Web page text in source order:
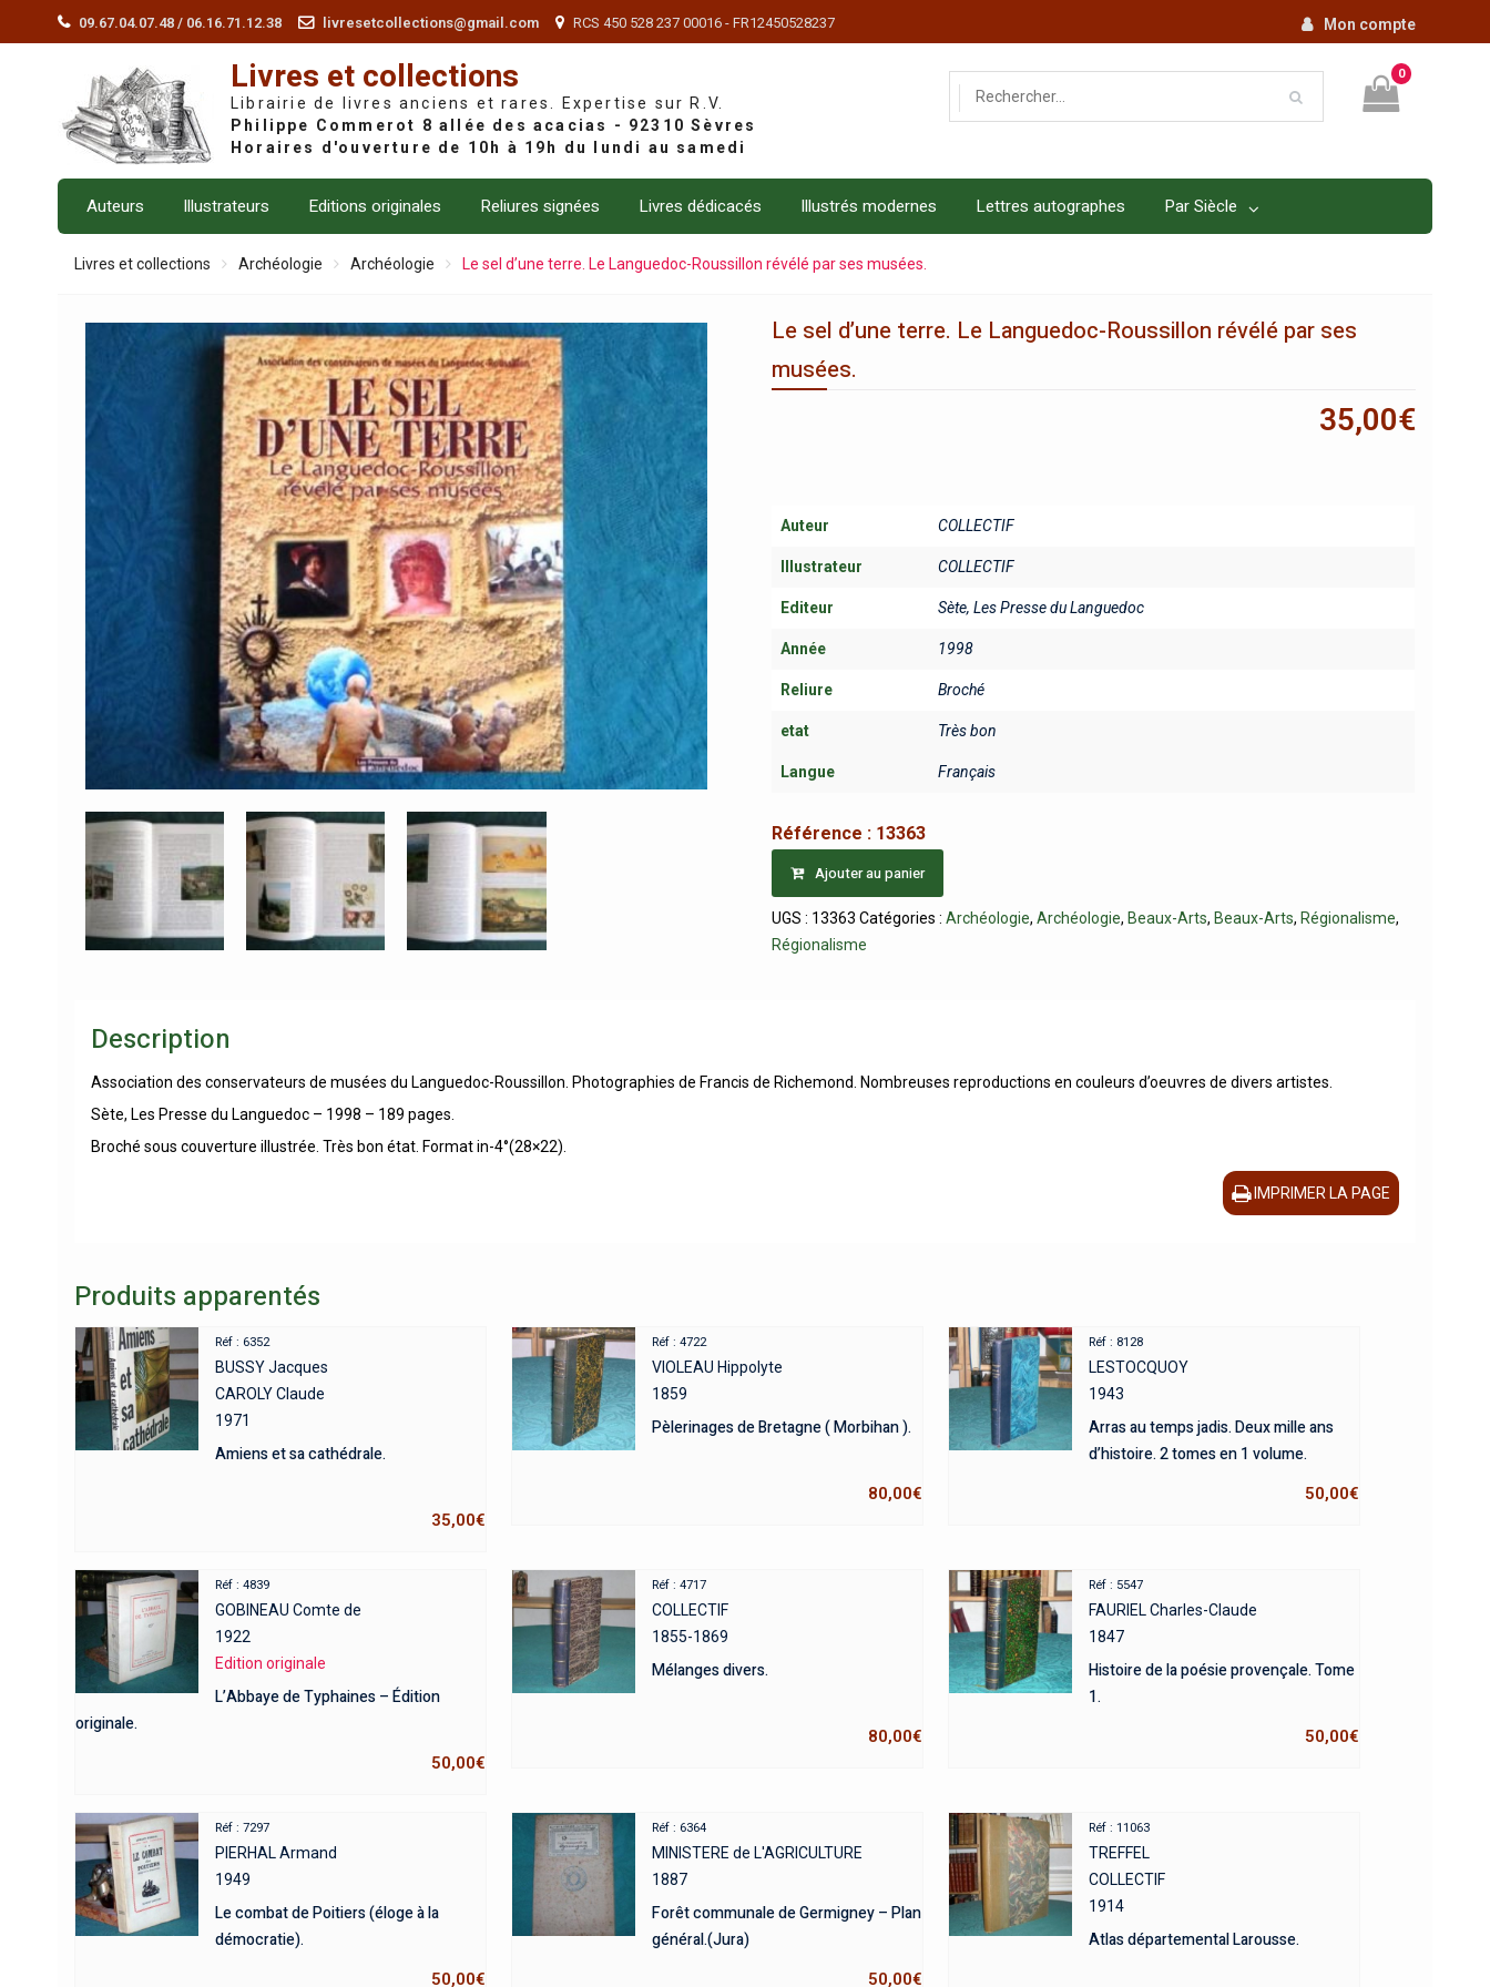
09.67.04.07.48 / 06.16.71.12.38 livresetcollections@gmail.com RCS 450 528 237 00016 - FR12450528237 Mon compte
Livres et collections
Librairie de livres anciens et rares. Expertise sur R.V.
0
Auteurs Illustrateurs Editions originales Reliures signées Livres dédicacés Illustrés modernes Lettres autographes Par Siècle
Livres et collections Archéologie Archéologie Le sel d’une terre. Le Languedoc-Roussillon révélé par ses musées.
Le sel d’une terre. Le Languedoc-Roussillon révélé par ses
musées.
35,00€
Auteur COLLECTIF
Illustrateur COLLECTIF
Editeur Sète, Les Presse du Languedoc
Année 1998
Reliure Broché
etat Très bon
Langue Français
Référence : 13363
Ajouter au panier
UGS : 13363 Catégories :Archéologie,Archéologie, Beaux-Arts, Beaux-Arts, Régionalisme,
Régionalisme
Description
Association des conservateurs de musées du Languedoc-Roussillon. Photographies de Francis de Richemond. Nombreuses reproductions en couleurs d’oeuvres de divers artistes.
Sète, Les Presse du Languedoc – 1998 – 189 pages.
Broché sous couverture illustrée. Très bon état. Format in-4°(28×22).
IMPRIMER LA PAGE
Produits apparentés
Réf : 6352
BUSSY Jacques
CAROLY Claude
1971
Amiens et sa cathédrale.
35,00€
Réf : 4722
VIOLEAU Hippolyte
1859
Pèlerinages de Bretagne ( Morbihan ).
80,00€
Réf : 8128
LESTOCQUOY
1943
Arras au temps jadis. Deux mille ans
d’histoire. 2 tomes en 1 volume.
50,00€
Réf : 4839
GOBINEAU Comte de
1922
Edition originale
L’Abbaye de Typhaines – Édition
originale.
50,00€
Réf : 4717
COLLECTIF
1855-1869
Mélanges divers.
80,00€
Réf : 5547
FAURIEL Charles-Claude
1847
Histoire de la poésie provençale. Tome
1.
50,00€
Réf : 7297
PIERHAL Armand
1949
Le combat de Poitiers (éloge à la
démocratie).
50,00€
Réf : 6364
MINISTERE de L'AGRICULTURE
1887
Forêt communale de Germigney – Plan
général.(Jura)
50,00€
Réf : 11063
TREFFEL
COLLECTIF
1914
Atlas départemental Larousse.